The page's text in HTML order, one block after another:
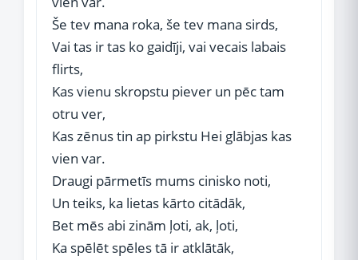
Še tev mana roka, še tev mana sirds,
Vai tas ir tas ko gaidīji, vai vecais labais
flirts,
Kas vienu skropstu piever un pēc tam
otru ver,
Kas zēnus tin ap pirkstu Hei glābjas kas
vien var.
Draugi pārmetīs mums cinisko noti,
Un teiks, ka lietas kārto citādāk,
Bet mēs abi zinām ļoti, ak, ļoti,
Ka spēlēt spēles tā ir atklātāk,